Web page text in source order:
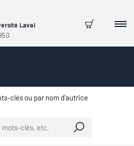
Laval
Panier
clés ou par nom d'autrice